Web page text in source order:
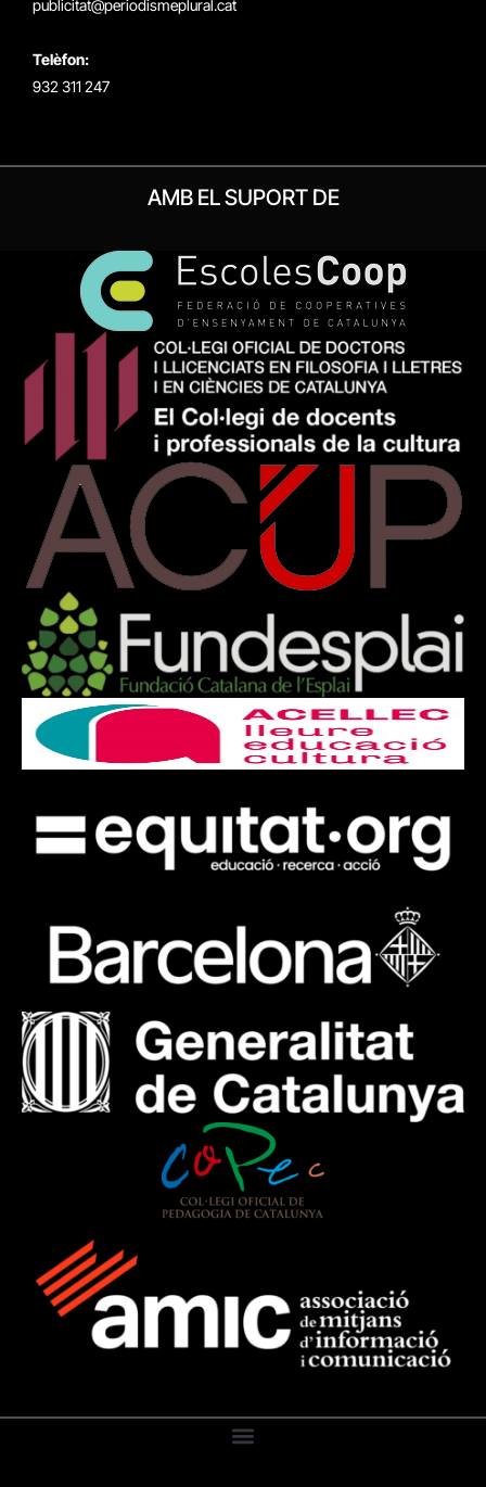
publicitat@periodismeplural.cat
Telèfon:
932 311 247
AMB EL SUPORT DE